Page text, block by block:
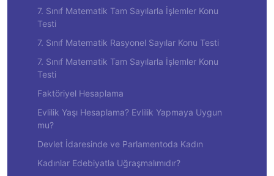
7. Sınıf Matematik Tam Sayılarla İşlemler Konu
Testi
7. Sınıf Matematik Rasyonel Sayılar Konu Testi
7. Sınıf Matematik Tam Sayılarla İşlemler Konu
Testi
Faktöriyel Hesaplama
Evlilik Yaşı Hesaplama? Evlilik Yapmaya Uygun
mu?
Devlet İdaresinde ve Parlamentoda Kadın
Kadınlar Edebiyatla Uğraşmalımıdır?